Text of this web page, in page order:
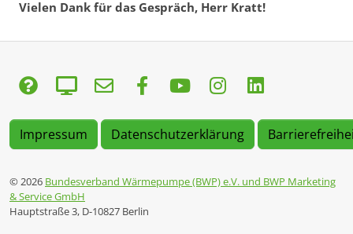
Vielen Dank für das Gespräch, Herr Kratt!
Impressum Datenschutzerklärung
© 2026 Bundesverband Wärmepumpe (BWP) e.V. und BWP Marketing
& Service GmbH
Hauptstraße 3, D-10827 Berlin